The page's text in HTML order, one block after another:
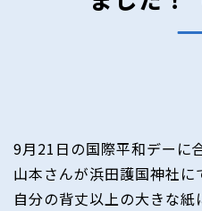
9月21日の国際平和デーに
山本さんが浜田護国神社に
自分の背丈以上の大きな